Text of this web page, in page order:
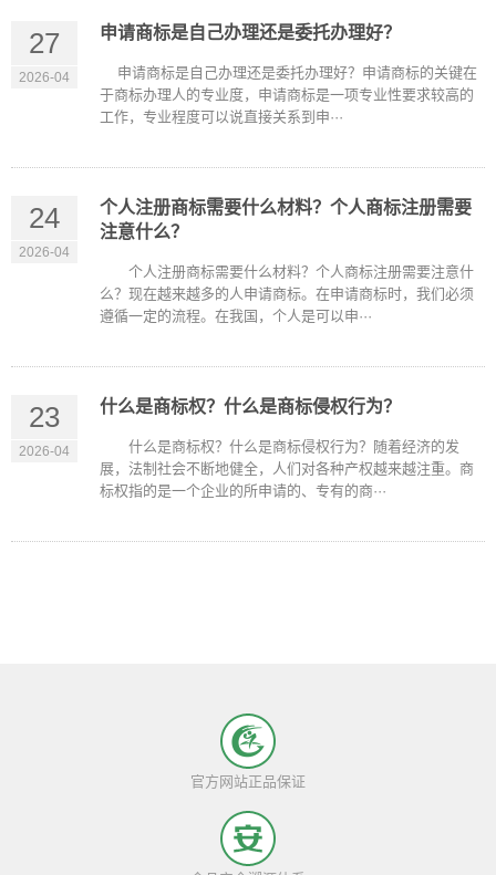
27
2026-04
申请商标是自己办理还是委托办理好？
申请商标是自己办理还是委托办理好？申请商标的关键在
于商标办理人的专业度，申请商标是一项专业性要求较高的
工作，专业程度可以说直接关系到申···
24
2026-04
个人注册商标需要什么材料？个人商标注册需要
注意什么？
个人注册商标需要什么材料？个人商标注册需要注意什
么？现在越来越多的人申请商标。在申请商标时，我们必须
遵循一定的流程。在我国，个人是可以申···
23
2026-04
什么是商标权？什么是商标侵权行为？
什么是商标权？什么是商标侵权行为？随着经济的发
展，法制社会不断地健全，人们对各种产权越来越注重。商
标权指的是一个企业的所申请的、专有的商···
官方网站正品保证